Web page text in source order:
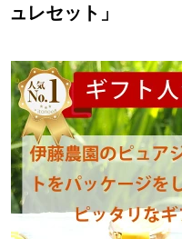
ュレセット」